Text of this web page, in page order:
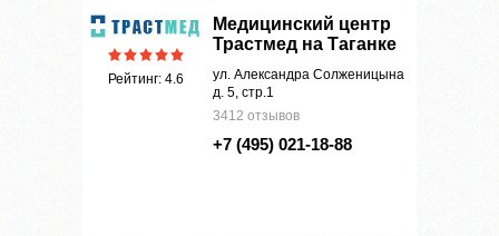
Рейтинг: 4.6
Медицинский центр
Трастмед на Таганке
ул. Александра Солженицына
д. 5, стр.1
3412 отзывов
+7 (495) 021-18-88